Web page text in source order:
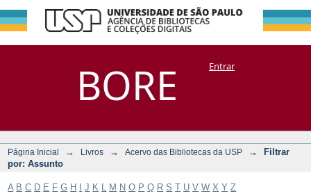
BORE
Filtrar por:
Assunto
DSpace/Manakin + CoriscoEntrar
Página Inicial → Livros → Acervo das Bibliotecas da USP →
Filtrar
por: Assunto
A B C D E F G H J K M N O P Q R S T U V W X Y Z